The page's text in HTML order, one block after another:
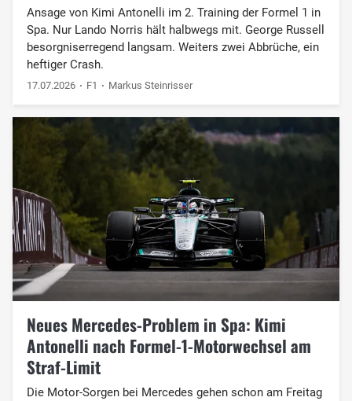
Ansage von Kimi Antonelli im 2. Training der Formel 1 in
Spa. Nur Lando Norris hält halbwegs mit. George Russell
besorgniserregend langsam. Weiters zwei Abbrüche, ein
heftiger Crash.
17.07.2026 F1 Markus Steinrisser
Neues Mercedes-Problem in Spa: Kimi
Antonelli nach Formel-1-Motorwechsel am
Straf-Limit
Die Motor-Sorgen bei Mercedes gehen schon am Freitag